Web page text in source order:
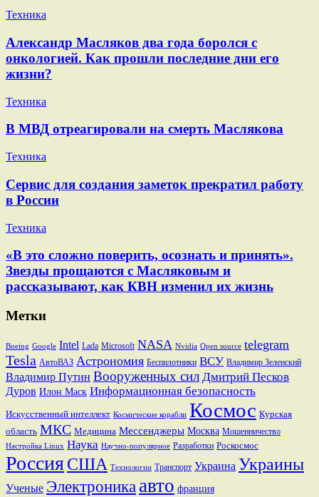
Техника
Александр Масляков два года боролся с
онкологией. Как прошли последние дни его
жизни?
Техника
В МВД отреагировали на смерть Маслякова
Техника
Сервис для создания заметок прекратил работу
в России
Техника
«В это сложно поверить, осознать и принять».
Звезды прощаются с Масляковым и
рассказывают, как КВН изменил их жизнь
Метки
Boeing Google Intel Lada Microsoft NASA Nvidia Open source telegram
Tesla АвтоВАЗ Астрономия Беспилотники ВСУ Владимир Зеленский
Владимир Путин Вооруженных сил Дмитрий Песков
Дуров Илон Маск Информационная безопасность
Искусственный интеллект Космические корабли Космос Курская
область МКС Медицина Мессенджеры Москва Мошенничество
Настройка Linux Наука Научно-популярное Разработки Роскосмос
РоссияСША Технологии Транспорт Украина Украины
Ученые Электроника авто франция